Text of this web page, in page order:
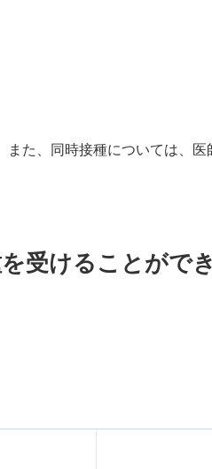
また、同時接種については、医
受けることがで